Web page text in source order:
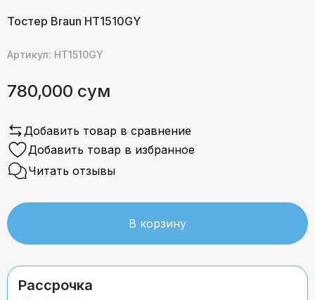
Тостер Braun HT1510GY
Артикул: HT1510GY
780,000 сум
Добавить товар в сравнение
Добавить товар в избранное
Читать отзывы
В корзину
Рассрочка